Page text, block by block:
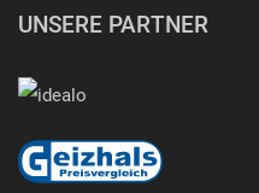
UNSERE PARTNER